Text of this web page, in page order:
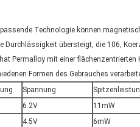
Technologie können
Durchlässigkeit übersteigt, die 106,
Permalloy mit einer
Formen des Gebrauches
Spannung
6.2V
11mW
4.5V
6mW